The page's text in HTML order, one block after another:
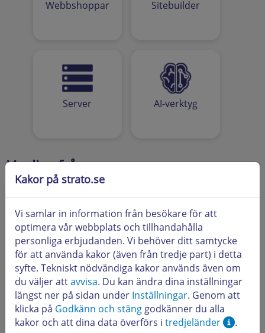
Webbshoppar Sitebuilder
Server AI-verktyg
Vanliga frågor
Aktuellt
Första steg
Hur loggar jag in i min STRATO webbshop?
Webbhotell och domäner
Vilka DNS-poster finns tillgängliga hos STRATO och
hur kan jag hantera dem?
Vanliga frågor från nya kunder
Vad är SFTP och hur kan jag använda det?
Vanliga problem
Kakor på strato.se
Vi samlar in information från besökare för att
optimera vår webbplats och tillhandahålla
personliga erbjudanden. Vi behöver ditt samtycke
för att använda kakor (även från tredje part) i detta
syfte. Tekniskt nödvändiga kakor används även om
du väljer attavvisa. Du kan ändra dina inställningar
längst ner på sidan under Inställningar. Genom att
klicka på Godkänn och stäng godkänner du alla
kakor och att dina data överförs i tredjeländer
.